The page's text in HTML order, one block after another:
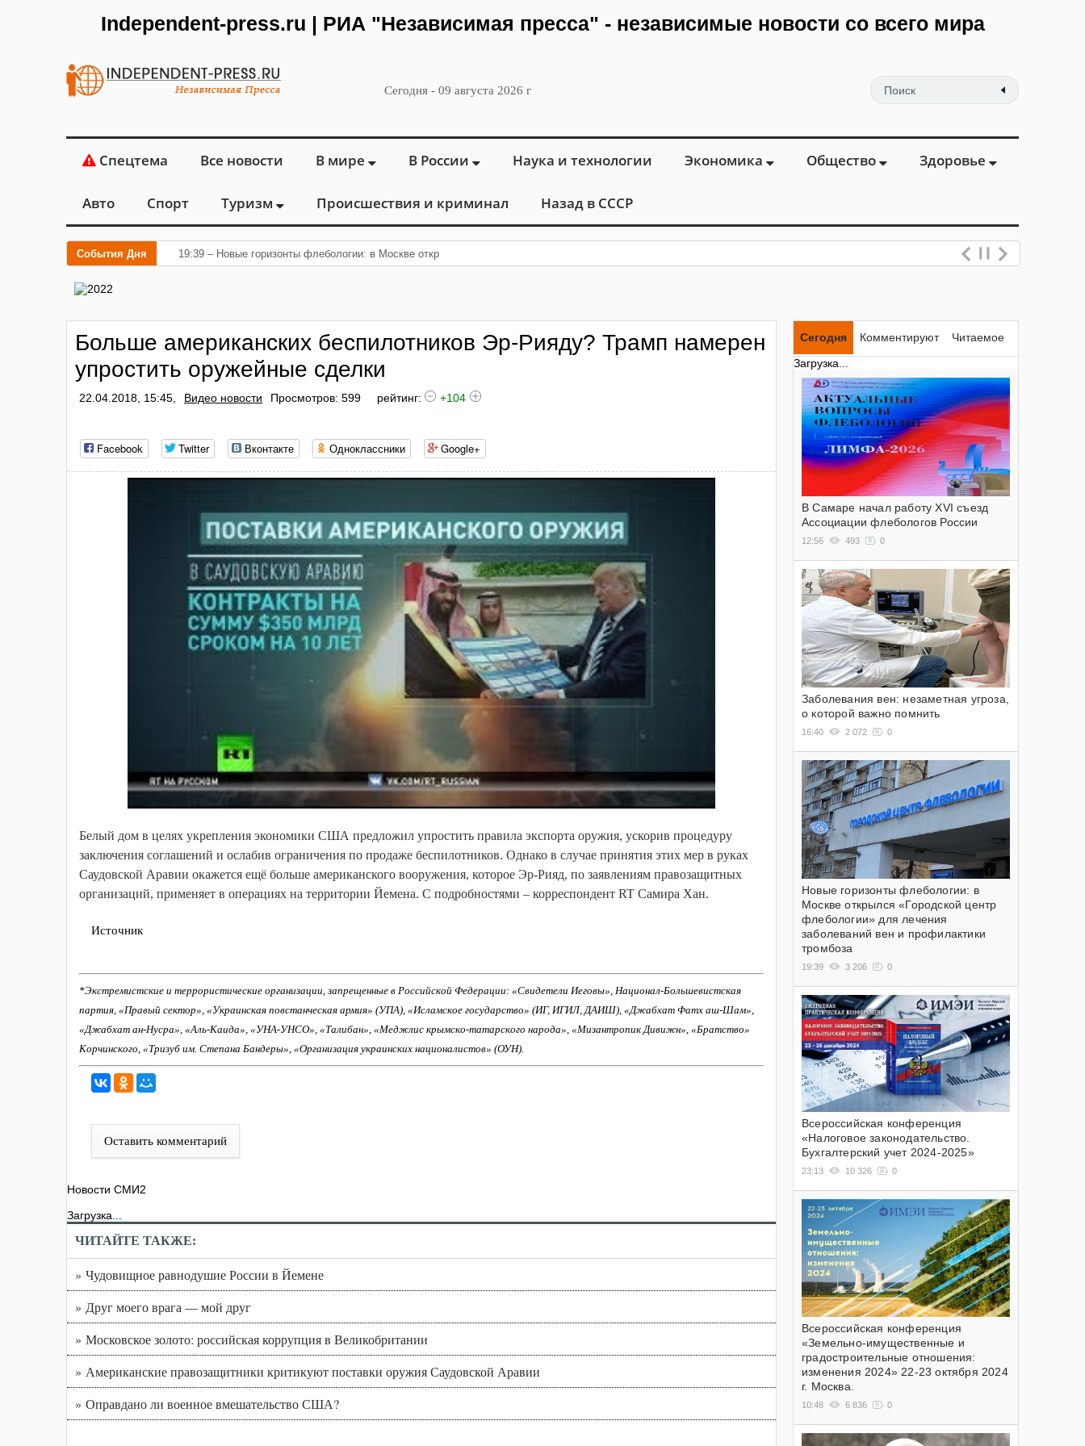
Independent-press.ru | РИА "Независимая пресса" - независимые новости со всего мира
Сегодня - 09 августа 2026 г
Спецтема Все новости В мире В России Наука и технологии Экономика Общество Здоровье
Авто Спорт Туризм Происшествия и криминал Назад в СССР
События Дня 19:39 – Новые горизонты флебологии: в Москве открылся «Городской центр фле
Больше американских беспилотников Эр-Рияду? Трамп намерен
упростить оружейные сделки
22.04.2018, 15:45, Видео новости Просмотров: 599 рейтинг: +104
Facebook Twitter Вконтакте Одноклассники Google+
Белый дом в целях укрепления экономики США предложил упростить правила экспорта оружия, ускорив процедуру
заключения соглашений и ослабив ограничения по продаже беспилотников. Однако в случае принятия этих мер в руках
Саудовской Аравии окажется ещё больше американского вооружения, которое Эр-Рияд, по заявлениям правозащитных
организаций, применяет в операциях на территории Йемена. С подробностями – корреспондент RT Самира Хан.
Источник
*Экстремистские и террористические организации, запрещенные в Российской Федерации: «Свидетели Иеговы», Национал-Большевистская
партия, «Правый сектор», «Украинская повстанческая армия» (УПА), «Исламское государство» (ИГ, ИГИЛ, ДАИШ), «Джабхат Фатх аш-Шам»,
«Джабхат ан-Нусра», «Аль-Каида», «УНА-УНСО», «Талибан», «Меджлис крымско-татарского народа», «Мизантропик Дивижн», «Братство»
Корчинского, «Тризуб им. Степана Бандеры», «Организация украинских националистов» (ОУН).
Оставить комментарий
Новости СМИ2
Загрузка...
ЧИТАЙТЕ ТАКЖЕ:
» Чудовищное равнодушие России в Йемене
» Друг моего врага — мой друг
» Московское золото: российская коррупция в Великобритании
» Американские правозащитники критикуют поставки оружия Саудовской Аравии
» Оправдано ли военное вмешательство США?
Сегодня Комментируют
Читаемое
Загрузка...
В Самаре начал работу XVI съезд
Ассоциации флебологов России
12:56 493 0
Заболевания вен: незаметная угроза,
о которой важно помнить
16:40 2 072 0
Новые горизонты флебологии: в
Москве открылся «Городской центр
флебологии» для лечения
заболеваний вен и профилактики
тромбоза
19:39 3 206 0
Всероссийская конференция
«Налоговое законодательство.
Бухгалтерский учет 2024-2025»
23:13 10 326 0
Всероссийская конференция
«Земельно-имущественные и
градостроительные отношения:
изменения 2024» 22-23 октября 2024
г. Москва.
10:48 6 836 0